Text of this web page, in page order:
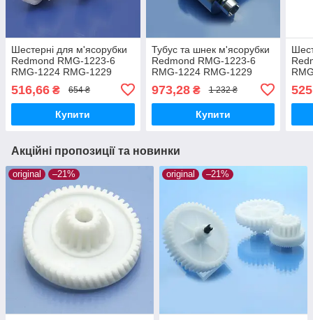
Шестерні для м'ясорубки
Redmond RMG-1223-6
RMG-1224 RMG-1229
оригінал
516,66 ₴ 654 ₴
Купити
Тубус та шнек м'ясорубки
Redmond RMG-1223-6
RMG-1224 RMG-1229
оригінал
973,28₴ 1 232 ₴
Купити
Акційні пропозиції та новинки
original –21% original –21%